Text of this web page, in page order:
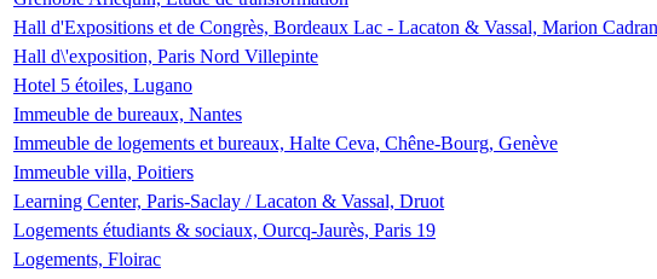
Hall d'Expositions et de Congrès, Bordeaux Lac - Lacaton & Vassal, Marion Cadran
Hall d\'exposition, Paris Nord Villepinte
Hotel 5 étoiles, Lugano
Immeuble de bureaux, Nantes
Immeuble de logements et bureaux, Halte Ceva, Chêne-Bourg, Genève
Immeuble villa, Poitiers
Learning Center, Paris-Saclay / Lacaton & Vassal, Druot
Logements étudiants & sociaux, Ourcq-Jaurès, Paris 19
Logements, Floirac